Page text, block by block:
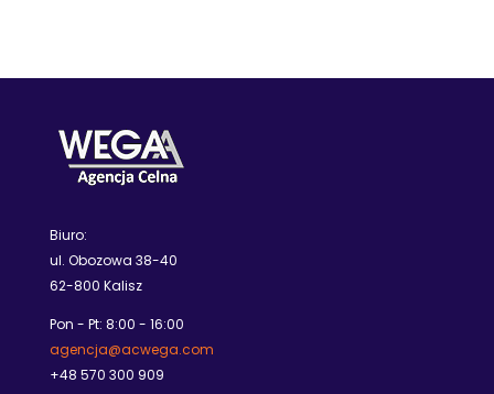
Biuro:
ul. Obozowa 38-40
62-800 Kalisz
Pon - Pt: 8:00 - 16:00
agencja@acwega.com
+48 570 300 909